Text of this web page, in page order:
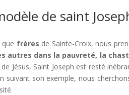
de saint
frères de Sainte-Croix, nous
autres dans la pauvreté, la
Jésus, Saint Joseph est resté
suivant son exemple, nous